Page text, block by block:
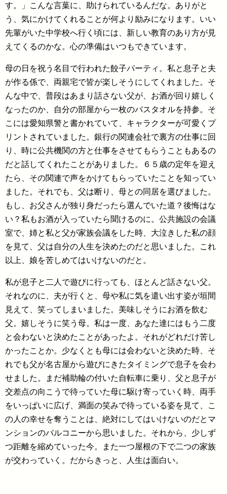
す。」こんな言葉に、助けられているんだな。ありがと
う、気にかけてくれることが何より励みになります。いい
先輩がいた中学校へ行く頃には、新しい教育のあり方が見
えてくるのかな。心の準備はいつもできています。
母の日を祝う名目で行われた餃子パーティ。私と息子と夫
が作る係で、両親宅で皆が楽しそうにしてくれました。そ
んな中で、普段はあまり話さない父が、お酒が回り嬉しく
なったのか、自分の部屋から一枚のバスタオルを持参。そ
こには愛知県警と書かれていて、キャラクターが可愛くプ
リントされていました。銀行の関連会社で裏方の仕事に回
り、時に公共機関の方と仕事をさせてもらうこともあるの
だと話してくれたことがありました。６５歳の定年を迎え
たら、その関連で声をかけてもらっていたことを知ってい
ました。それでも、父は断り、母との同居を選びました。
もし、お父さんが独り身だったら選んでいた道？後悔はな
い？私もお酒が入っていたら聞けるのに。公共施設の会議
室で、姉と私と父が家族会議をした時、大泣きした私の顔
を見て、父は自分の人生を決めたのだと思いました。これ
以上、娘を苦しめてはいけないのだと。
私が息子と二人で遊びに行っても、ほとんど話さない父。
それなのに、夫が行くと、母や私に気を遣い出す姿が垣間
見えて、笑ってしまいました。美味しそうにお酒を飲む
父。嬉しそうに笑う母。私は一度、あなた達にはもう二度
と会わないと決めたことがあったよ。それがどれだけ苦し
かったことか。少なくとも母には会わないと決めた時、そ
れでも父が名古屋から遊びにきたタイミングで息子を会わ
せました。まだ補助輪の付いた自転車に乗り、父と息子が
交差点の向こうで待っていた母に駆け寄っていく時、両手
をいっぱいに広げ、満面の笑みで待っている姿を見て、こ
の人の幸せを奪うことは、絶対にしてはいけないのだとマ
ンションのバルコニーから思いました。それから、少しず
つ距離を縮めていった今。また一つ屋根の下で二つの家族
が交わっていく。だからきっと、人生は面白い。